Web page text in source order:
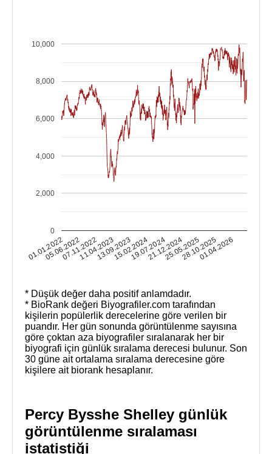
01.01.2022
05.06.2022
07.11.2022
11.04.2023
13.09.2023
15.02.2024
19.07.2024
21.12.2024
25.05.2025
28.10.2025
01.04.2026
0
2,000
4,000
6,000
8,000
10,000
* Düşük değer daha positif anlamdadır.
* BioRank değeri Biyografiler.com tarafından
kişilerin popülerlik derecelerine göre verilen bir
puandır. Her gün sonunda görüntülenme sayısına
göre çoktan aza biyografiler sıralanarak her bir
biyografi için günlük sıralama derecesi bulunur. Son
30 güne ait ortalama sıralama derecesine göre
kişilere ait biorank hesaplanır.
Percy Bysshe Shelley günlük
görüntülenme sıralaması
istatistiği